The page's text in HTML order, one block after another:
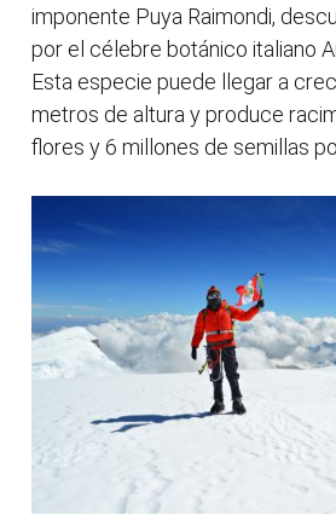
imponente Puya Raimondi,
por el célebre botánico italiano
Esta especie puede llegar a
metros de altura y produce
flores y 6 millones de semillas